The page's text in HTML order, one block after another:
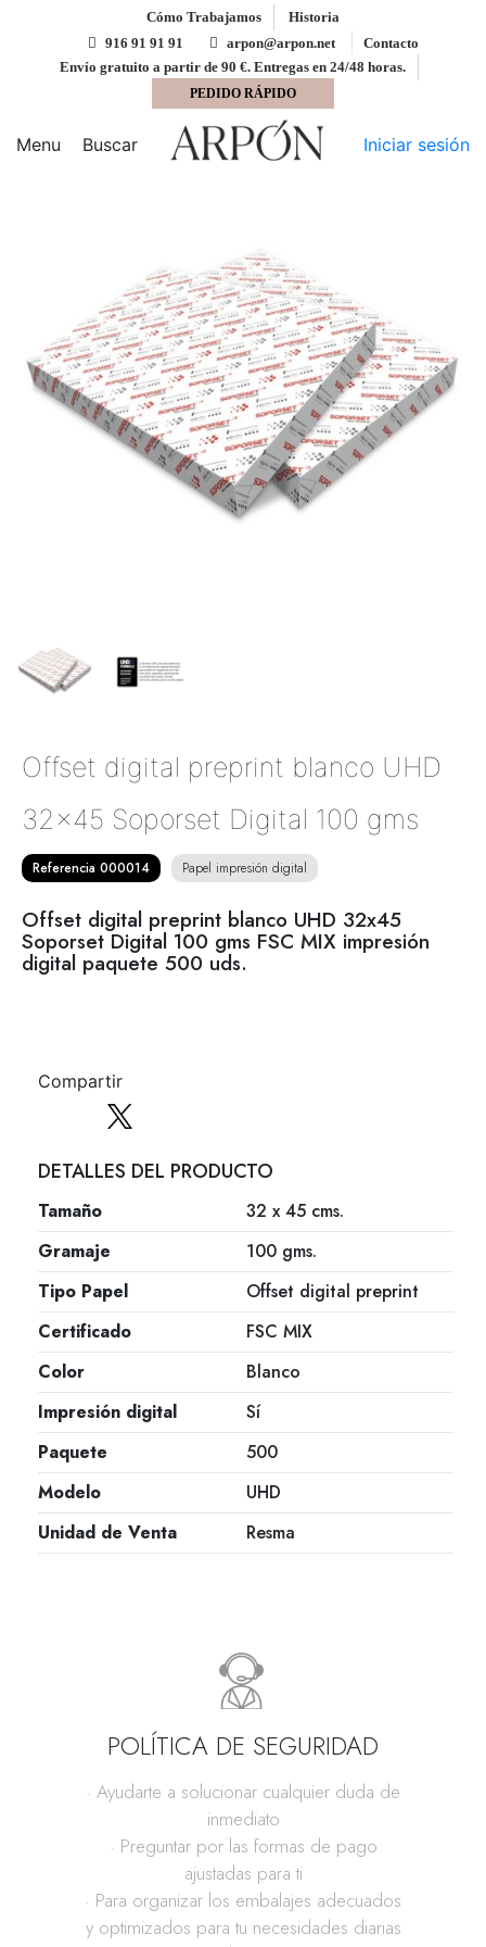
Cómo Trabajamos
Historia
916 91 91 91
arpon@arpon.net
Contacto
Envío gratuito a partir de 90 €. Entregas en 24/48 horas.
PEDIDO RÁPIDO
Menu Buscar Iniciar sesión
Papel impresión digital
Offset digital preprint
blanco UHD 32x45 Soporset Digital 100 gms
Offset digital preprint blanco UHD
32x45 Soporset Digital 100 gms
Referencia 000014 Papel impresión digital
Offset digital preprint blanco UHD 32x45
Soporset Digital 100 gms FSC MIX impresión
digital paquete 500 uds.
Compartir
DETALLES DEL PRODUCTO
Tamaño
32 x 45 cms.
Gramaje
100 gms.
Tipo Papel
Offset digital preprint
Certificado
FSC MIX
Color
Blanco
Impresión digital
Sí
Paquete
500
Modelo
UHD
Unidad de Venta
Resma
POLÍTICA DE SEGURIDAD
· Ayudarte a solucionar cualquier duda de
inmediato
· Preguntar por las formas de pago
ajustadas para ti
· Para organizar los embalajes adecuados
y optimizados para tu necesidades diarias